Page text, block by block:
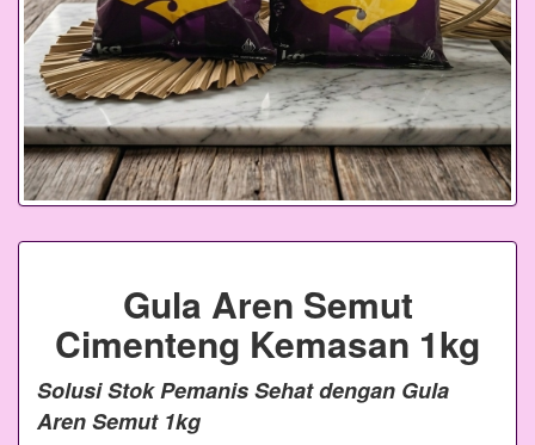
Gula Aren Semut
Cimenteng Kemasan 1kg
Solusi Stok Pemanis Sehat dengan Gula
Aren Semut 1kg